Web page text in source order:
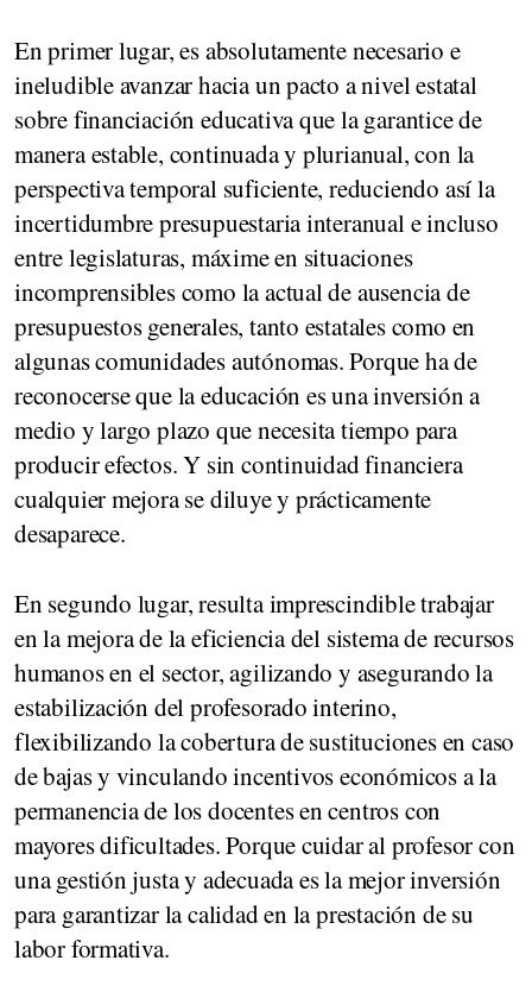
En primer lugar, es absolutamente necesario e
ineludible avanzar hacia un pacto a nivel estatal
sobre financiación educativa que la garantice de
manera estable, continuada y plurianual, con la
perspectiva temporal suficiente, reduciendo así la
incertidumbre presupuestaria interanual e incluso
entre legislaturas, máxime en situaciones
incomprensibles como la actual de ausencia de
presupuestos generales, tanto estatales como en
algunas comunidades autónomas. Porque ha de
reconocerse que la educación es una inversión a
medio y largo plazo que necesita tiempo para
producir efectos. Y sin continuidad financiera
cualquier mejora se diluye y prácticamente
desaparece.
En segundo lugar, resulta imprescindible trabajar
en la mejora de la eficiencia del sistema de recursos
humanos en el sector, agilizando y asegurando la
estabilización del profesorado interino,
flexibilizando la cobertura de sustituciones en caso
de bajas y vinculando incentivos económicos a la
permanencia de los docentes en centros con
mayores dificultades. Porque cuidar al profesor con
una gestión justa y adecuada es la mejor inversión
para garantizar la calidad en la prestación de su
labor formativa.